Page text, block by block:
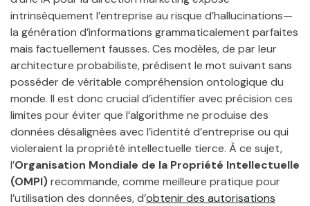
intrinsèquement l’entreprise au risque d’hallucinations—
la génération d’informations grammaticalement parfaites
mais factuellement fausses. Ces modèles, de par leur
architecture probabiliste, prédisent le mot suivant sans
posséder de véritable compréhension ontologique du
monde. Il est donc crucial d’identifier avec précision ces
limites pour éviter que l’algorithme ne produise des
données désalignées avec l’identité d’entreprise ou qui
violeraient la propriété intellectuelle tierce. À ce sujet,
l’Organisation Mondiale de la Propriété Intellectuelle
(OMPI)recommande, comme meilleure pratique pour
l’utilisation des données, d’obtenir des autorisations